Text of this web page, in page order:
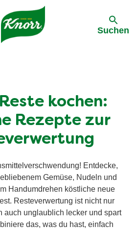
Suchen
kochen:
Rezepte zur
Entdecke,
Gemüse, Nudeln und
Handumdrehen köstliche neue
Resteverwertung ist nicht nur
auch unglaublich lecker und spart
das, was du hast, einfach